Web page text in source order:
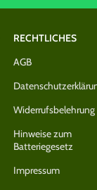
RECHTLICHES
AGB
Widerrufsbelehrung
Hinweise zum
Batteriegesetz
Impressum